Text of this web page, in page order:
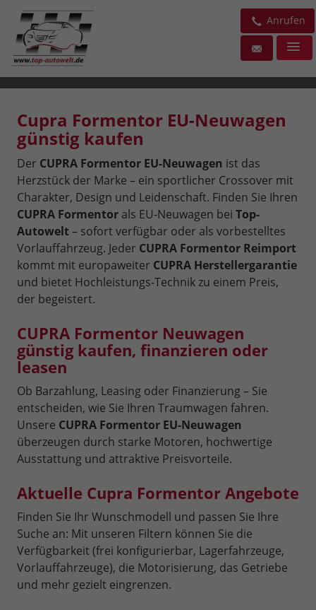
Anrufen
Cupra Formentor EU-Neuwagen
günstig kaufen
Der CUPRA Formentor EU-Neuwagen ist das
Herzstück der Marke – ein sportlicher Crossover mit
Charakter, Design und Leidenschaft. Finden Sie Ihren
CUPRA Formentor als EU-Neuwagen bei Top-
Autowelt– sofort verfügbar oder als vorbestelltes
Vorlauffahrzeug. Jeder CUPRA Formentor Reimport
kommt mit europaweiter CUPRA Herstellergarantie
und bietet Hochleistungs-Technik zu einem Preis,
der begeistert.
CUPRA Formentor Neuwagen
günstig kaufen, finanzieren oder
leasen
Ob Barzahlung, Leasing oder Finanzierung – Sie
entscheiden, wie Sie Ihren Traumwagen fahren.
Unsere CUPRA Formentor EU-Neuwagen
überzeugen durch starke Motoren, hochwertige
Ausstattung und attraktive Preisvorteile.
Aktuelle Cupra Formentor Angebote
Finden Sie Ihr Wunschmodell und passen Sie Ihre
Suche an: Mit unseren Filtern können Sie die
Verfügbarkeit (frei konfigurierbar, Lagerfahrzeuge,
Vorlauffahrzeuge), die Motorisierung, das Getriebe
und mehr gezielt eingrenzen.